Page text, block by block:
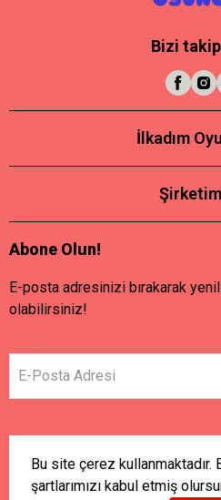
Bu site çerez
şartlarımızı kabul etmiş
Bizi
İlkadım
Abone Olun!
E-posta adresinizi bırakarak
olabilirsiniz!
E-Posta Adresi